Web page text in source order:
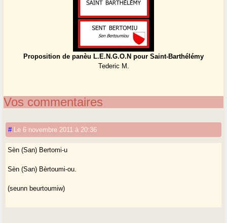
Proposition de panèu L.E.N.G.O.N pour Saint-Barthélémy
Tederic M.
Vos commentaires
# Le 6 novembre 2011 à 20:36
Sèn (San) Bertomi-u
Sèn (San) Bèrtoumi-ou.
(seunn beurtoumiw)